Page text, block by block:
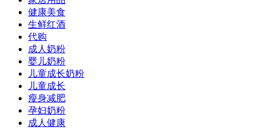
健康美食
生鲜红酒
代购
成人奶粉
婴儿奶粉
儿童成长奶粉
儿童成长
瘦身减肥
孕妇奶粉
成人健康